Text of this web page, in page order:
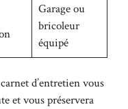
Garage ou
bricoleur
équipé
d’entretien vous
et vous préservera